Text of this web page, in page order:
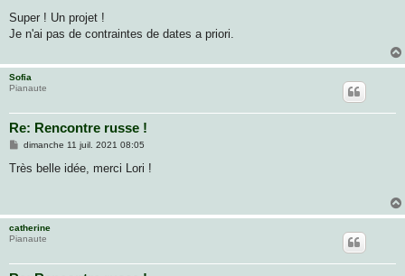
s
s
a
Super ! Un projet !
Je n'ai pas de contraintes de dates a priori.
Sofia
Pianaute
Re: Rencontre russe !
M
s
dimanche 11 juil. 2021 08:05
Très belle idée, merci Lori !
catherine
Pianaute